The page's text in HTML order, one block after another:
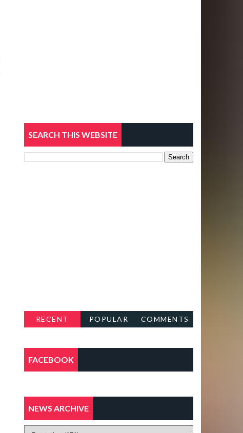
SEARCH THIS WEBSITE
RECENT POPULAR COMMENTS
FACEBOOK
NEWS ARCHIVE